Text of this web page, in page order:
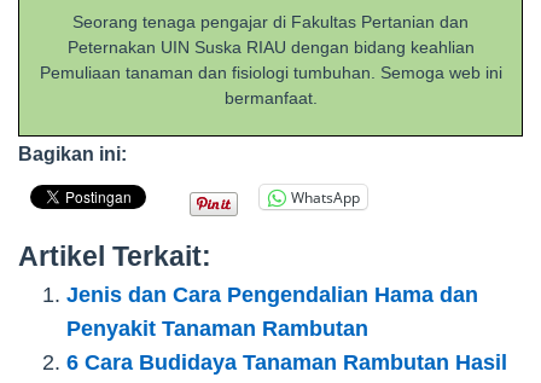
Seorang tenaga pengajar di Fakultas Pertanian dan
Peternakan UIN Suska RIAU dengan bidang keahlian
Pemuliaan tanaman dan fisiologi tumbuhan. Semoga web ini
bermanfaat.
Bagikan ini:
WhatsApp
Artikel Terkait:
Jenis dan Cara Pengendalian Hama dan
Penyakit Tanaman Rambutan
6 Cara Budidaya Tanaman Rambutan Hasil